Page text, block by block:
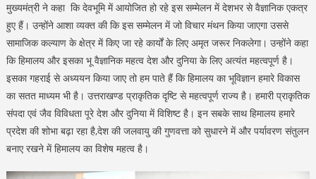
मुख्यमंत्री ने कहा कि देवभूमि में आयोजित हो रहे इस सम्मेलन में देशभर से वैज्ञानिक एकत्र
हुए हैं। उन्होंने आशा व्यक्त की कि इस सम्मेलन में जो विचार मंथन किया जाएगा उससे
सामाजिक कल्याण के क्षेत्र में किए जा रहे कार्यों के लिए अमृत जरूर निकलेगा। उन्होंने कहा
कि हिमालय और इसका भू वैज्ञानिक महत्व देश और दुनिया के लिए अत्यंत महत्वपूर्ण है।
इसका गहराई से अध्ययन किया जाए तो हम पाते हैं कि हिमालय का भूविज्ञान हमारे विकास
का सतत माध्यम भी है। उत्तराखण्ड प्राकृतिक दृष्टि से महत्वपूर्ण राज्य है। हमारी प्राकृतिक
संपदा एवं जैव विविधता पूरे देश और दुनिया में विशिष्ट है। इन सबके साथ हिमालय हमारे
प्रदेश की शोभा बढ़ा रहा है,देश की जलवायु की गुणवत्ता को सुधारने में और पर्यावरण संतुलन
बनाए रखने में हिमालय का विशेष महत्व है।